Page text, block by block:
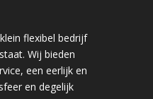
flexibel bedrijf
Wij bieden
een eerlijk en
en degelijk